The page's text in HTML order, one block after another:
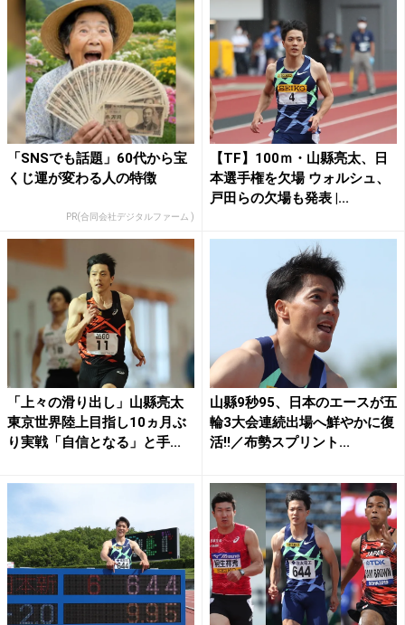
「SNSでも話題」60代から宝
くじ運が変わる人の特徴
PR(合同会社デジタルファーム )
【TF】100ｍ・山縣亮太、日
本選手権を欠場 ウォルシュ、
戸田らの欠場も発表 |...
「上々の滑り出し」山縣亮太
東京世界陸上目指し10ヵ月ぶ
り実戦「自信となる」と手...
山縣9秒95、日本のエースが五
輪3大会連続出場へ鮮やかに復
活!!／布勢スプリント...